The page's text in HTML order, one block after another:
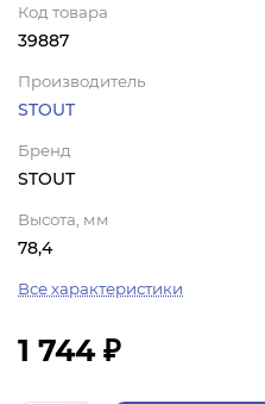
Код товара
39887
Производитель
STOUT
Бренд
STOUT
Высота, мм
78,4
Все характеристики
1 744 ₽